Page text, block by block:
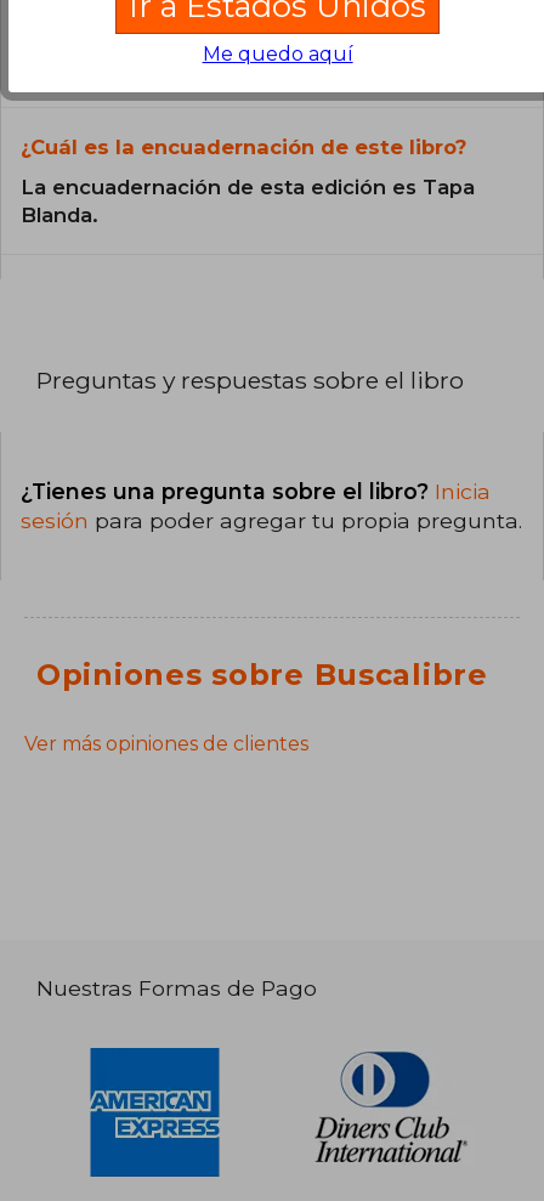
El libro está escrito en Español.
¿Cuál es la encuadernación de este libro?
La encuadernación de esta edición es Tapa
Blanda.
Preguntas y respuestas sobre el libro
¿Tienes una pregunta sobre el libro? Inicia
sesión para poder agregar tu propia pregunta.
Opiniones sobre Buscalibre
Ver más opiniones de clientes
Nuestras Formas de Pago
Me quedo aquí